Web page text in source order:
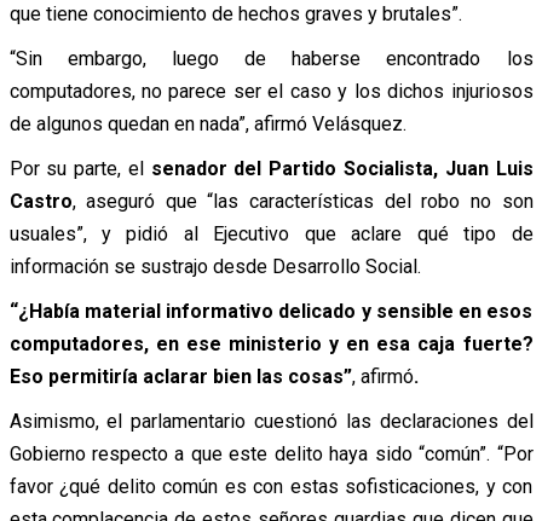
que tiene conocimiento de hechos graves y brutales”.
“Sin embargo, luego de haberse encontrado los
computadores, no parece ser el caso y los dichos injuriosos
de algunos quedan en nada”, afirmó Velásquez.
Por su parte, el senador del Partido Socialista, Juan Luis
Castro, aseguró que “las características del robo no son
usuales”, y pidió al Ejecutivo que aclare qué tipo de
información se sustrajo desde Desarrollo Social.
“¿Había material informativo delicado y sensible en esos
computadores, en ese ministerio y en esa caja fuerte?
Eso permitiría aclarar bien las cosas”, afirmó.
Asimismo, el parlamentario cuestionó las declaraciones del
Gobierno respecto a que este delito haya sido “común”. “Por
favor ¿qué delito común es con estas sofisticaciones, y con